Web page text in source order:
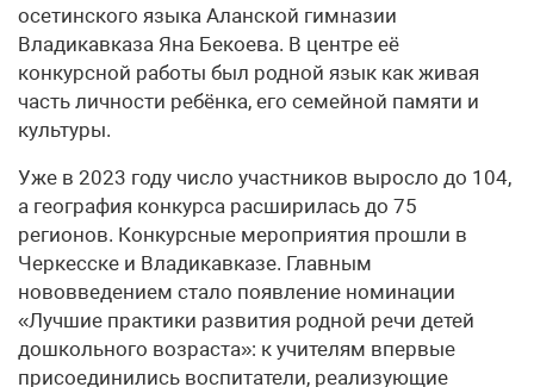
осетинского языка Аланской гимназии
Владикавказа Яна Бекоева. В центре её
конкурсной работы был родной язык как живая
часть личности ребёнка, его семейной памяти и
культуры.
Уже в 2023 году число участников выросло до 104,
а география конкурса расширилась до 75
регионов. Конкурсные мероприятия прошли в
Черкесске и Владикавказе. Главным
нововведением стало появление номинации
«Лучшие практики развития родной речи детей
дошкольного возраста»: к учителям впервые
присоединились воспитатели, реализующие